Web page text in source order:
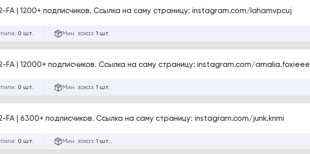
2-FA | 1200+ подписчиков. Ссылка на саму страницу: instagram.com/lahamvpcuj
0 шт. Мин. заказ: 1 шт.
2-FA | 12000+ подписчиков. Ссылка на саму страницу: instagram.com/amalia.foxieee
0 шт. Мин. заказ: 1 шт.
FA | 6300+ подписчиков. Ссылка на саму страницу: instagram.com/junk.knmi
0 шт. Мин. заказ: 1 шт.